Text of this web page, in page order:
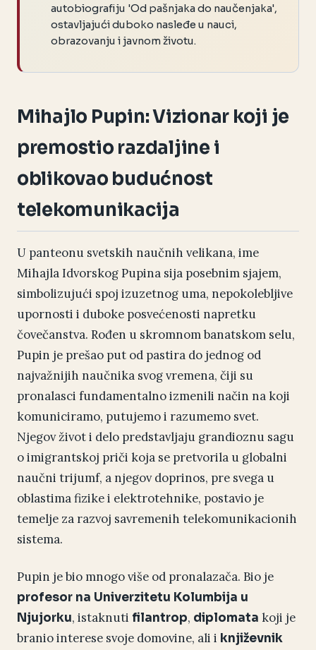
autobiografiju 'Od pašnjaka do naučenjaka',
ostavljajući duboko nasleđe u nauci,
obrazovanju i javnom životu.
Mihajlo Pupin: Vizionar koji je
premostio razdaljine i
oblikovao budućnost
telekomunikacija
U panteonu svetskih naučnih velikana, ime
Mihajla Idvorskog Pupina sija posebnim sjajem,
simbolizujući spoj izuzetnog uma, nepokolebljive
upornosti i duboke posvećenosti napretku
čovečanstva. Rođen u skromnom banatskom selu,
Pupin je prešao put od pastira do jednog od
najvažnijih naučnika svog vremena, čiji su
pronalasci fundamentalno izmenili način na koji
komuniciramo, putujemo i razumemo svet.
Njegov život i delo predstavljaju grandioznu sagu
o imigrantskoj priči koja se pretvorila u globalni
naučni trijumf, a njegov doprinos, pre svega u
oblastima fizike i elektrotehnike, postavio je
temelje za razvoj savremenih telekomunikacionih
sistema.
Pupin je bio mnogo više od pronalazača. Bio je
profesor na Univerzitetu Kolumbija u
Njujorku, istaknuti filantrop, diplomata koji je
branio interese svoje domovine, ali i književnik